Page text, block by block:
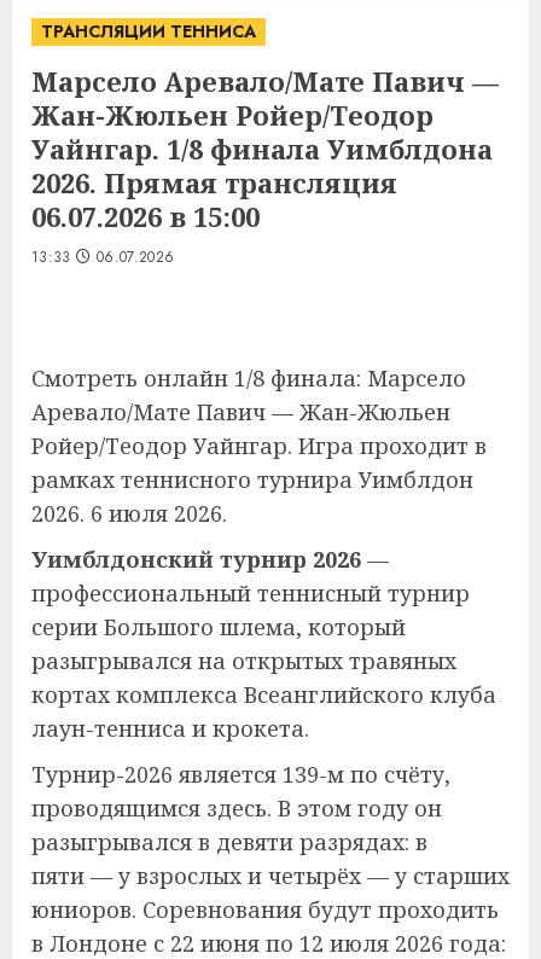
ТРАНСЛЯЦИИ ТЕННИСА
Марсело Аревало/Мате Павич —
Жан-Жюльен Ройер/Теодор
Уайнгар. 1/8 финала Уимблдона
2026. Прямая трансляция
06.07.2026 в 15:00
13:33 06.07.2026
Смотреть онлайн 1/8 финала: Марсело
Аревало/Мате Павич — Жан-Жюльен
Ройер/Теодор Уайнгар. Игра проходит в
рамках теннисного турнира Уимблдон
2026. 6 июля 2026.
Уимблдонский турнир 2026 —
профессиональный теннисный турнир
серии Большого шлема, который
разыгрывался на открытых травяных
кортах комплекса Всеанглийского клуба
лаун-тенниса и крокета.
Турнир-2026 является 139-м по счёту,
проводящимся здесь. В этом году он
разыгрывался в девяти разрядах: в
пяти — у взрослых и четырёх — у старших
юниоров. Соревнования будут проходить
в Лондоне с 22 июня по 12 июля 2026 года: